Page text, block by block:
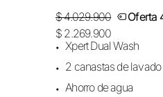
$ 4.029.900
Oferta
$ 2.269.900
Xpert Dual Wash
2 canastas de lavado
Ahorro de agua